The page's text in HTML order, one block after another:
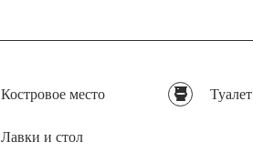
Костровое место Туалет
Лавки и стол